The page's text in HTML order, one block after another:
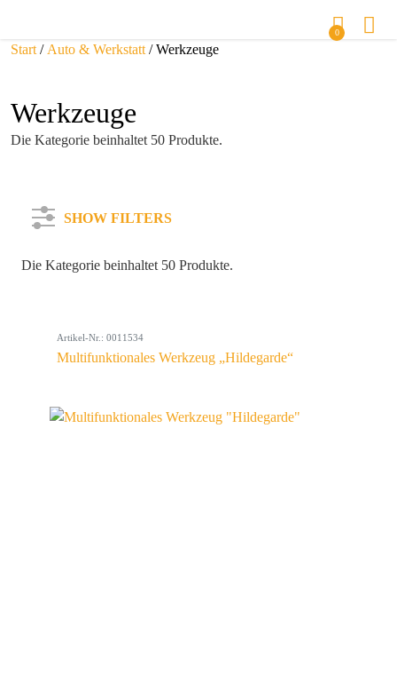
0
Start / Auto & Werkstatt / Werkzeuge
Werkzeuge
Die Kategorie beinhaltet 50 Produkte.
SHOW FILTERS
Farbe
Die Kategorie beinhaltet 50 Produkte.
Artikel-Nr.: 0011534
Multifunktionales Werkzeug „Hildegarde“